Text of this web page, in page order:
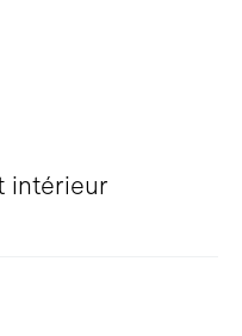
intérieur